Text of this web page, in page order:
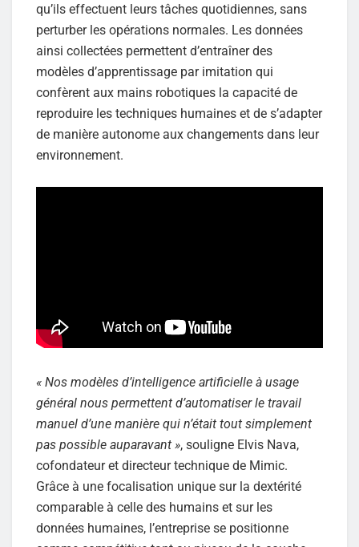
qu’ils effectuent leurs tâches quotidiennes, sans
perturber les opérations normales. Les données
ainsi collectées permettent d’entraîner des
modèles d’apprentissage par imitation qui
confèrent aux mains robotiques la capacité de
reproduire les techniques humaines et de s’adapter
de manière autonome aux changements dans leur
environnement.
« Nos modèles d’intelligence artificielle à usage
général nous permettent d’automatiser le travail
manuel d’une manière qui n’était tout simplement
pas possible auparavant », souligne Elvis Nava,
cofondateur et directeur technique de Mimic.
Grâce à une focalisation unique sur la dextérité
comparable à celle des humains et sur les
données humaines, l’entreprise se positionne